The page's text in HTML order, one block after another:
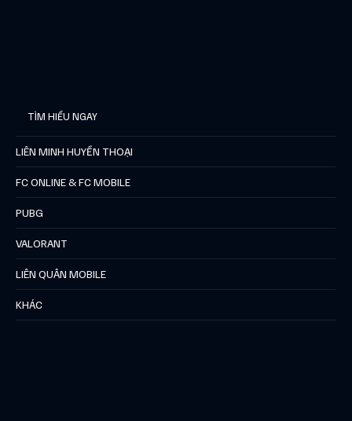
TÌM HIỂU NGAY
LIÊN MINH HUYỀN THOẠI
FC ONLINE & FC MOBILE
PUBG
VALORANT
LIÊN QUÂN MOBILE
KHÁC